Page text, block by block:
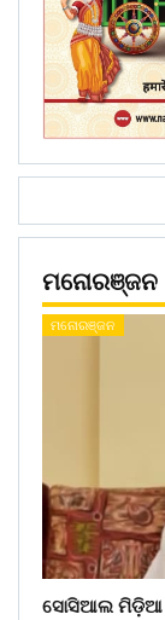
ମନୋରଞ୍ଜନ
ମନୋରଞ୍ଜନ
ସୋସିଆଲ ମିଡ଼ିଆ